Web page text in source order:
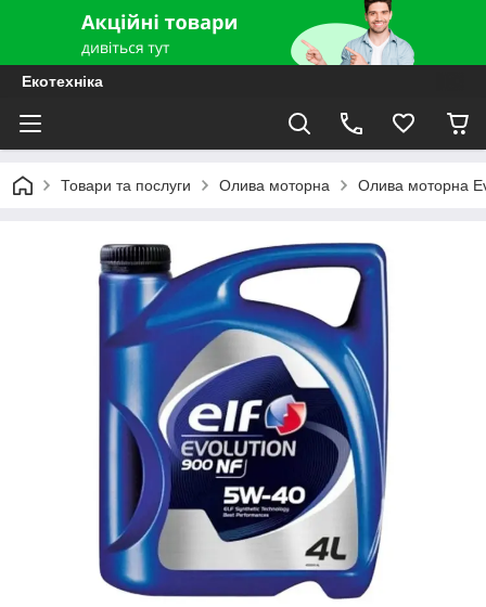
Екотехніка
Товари та послуги Олива моторна Олива моторна